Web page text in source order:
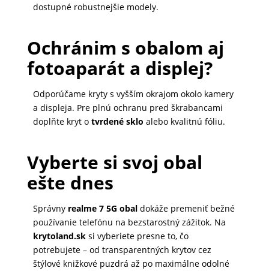
dostupné robustnejšie modely.
Ochránim s obalom aj
fotoaparát a displej?
Odporúčame kryty s vyšším okrajom okolo kamery
a displeja. Pre plnú ochranu pred škrabancami
doplňte kryt o tvrdené sklo alebo kvalitnú fóliu.
Vyberte si svoj obal
ešte dnes
Správny realme 7 5G obaldokáže premeniť bežné
používanie telefónu na bezstarostný zážitok. Na
krytoland.sksi vyberiete presne to, čo
potrebujete – od transparentných krytov cez
štýlové knižkové puzdrá až po maximálne odolné